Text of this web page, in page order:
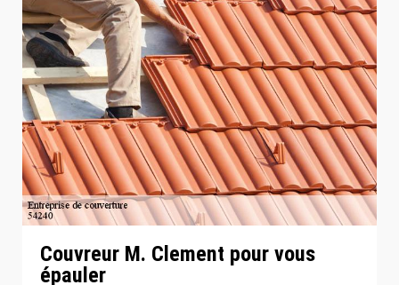
Couvreur M. Clement pour vous
épauler